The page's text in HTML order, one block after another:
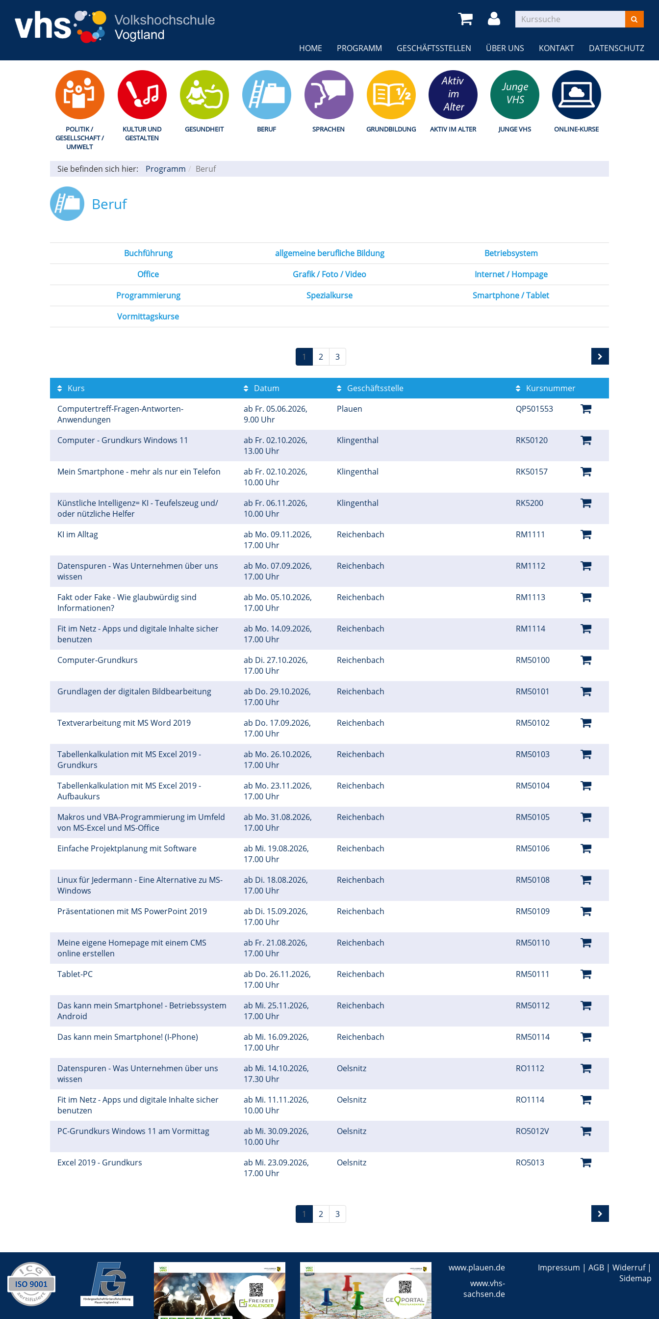
HOME PROGRAMM GESCHÄFTSSTELLEN ÜBER UNS KONTAKT DATENSCHUTZ
POLITIK /
GESELLSCHAFT /
UMWELT
KULTUR UND
GESTALTEN
GESUNDHEIT BERUF SPRACHEN GRUNDBILDUNG AKTIV IM ALTER JUNGE VHS ONLINE-KURSE
Sie befinden sich hier: Programm Beruf
Beruf
Buchführung allgemeine berufliche Bildung
Betriebsystem
Office
Grafik / Foto / Video
Internet / Hompage
Programmierung
Spezialkurse
Smartphone / Tablet
Vormittagskurse
1 2 3
Kurs Datum Geschäftsstelle
Kursnummer
Computertreff-Fragen-Antworten-
Anwendungen
ab Fr. 05.06.2026,
9.00 Uhr
Plauen QP501553
Computer - Grundkurs Windows 11 ab Fr. 02.10.2026,
13.00 Uhr
Klingenthal RK50120
Mein Smartphone - mehr als nur ein Telefon ab Fr. 02.10.2026,
10.00 Uhr
Klingenthal RK50157
Künstliche Intelligenz= KI - Teufelszeug und/
oder nützliche Helfer
ab Fr. 06.11.2026,
10.00 Uhr
Klingenthal RK5200
KI im Alltag ab Mo. 09.11.2026,
17.00 Uhr
Reichenbach RM1111
Datenspuren - Was Unternehmen über uns
wissen
ab Mo. 07.09.2026,
17.00 Uhr
Reichenbach RM1112
Fakt oder Fake - Wie glaubwürdig sind
Informationen?
ab Mo. 05.10.2026,
17.00 Uhr
Reichenbach RM1113
Fit im Netz - Apps und digitale Inhalte sicher
benutzen
ab Mo. 14.09.2026,
17.00 Uhr
Reichenbach RM1114
Computer-Grundkurs ab Di. 27.10.2026,
17.00 Uhr
Reichenbach RM50100
Grundlagen der digitalen Bildbearbeitung ab Do. 29.10.2026,
17.00 Uhr
Reichenbach RM50101
Textverarbeitung mit MS Word 2019 ab Do. 17.09.2026,
17.00 Uhr
Reichenbach RM50102
Tabellenkalkulation mit MS Excel 2019 -
Grundkurs
ab Mo. 26.10.2026,
17.00 Uhr
Reichenbach RM50103
Tabellenkalkulation mit MS Excel 2019 -
Aufbaukurs
ab Mo. 23.11.2026,
17.00 Uhr
Reichenbach RM50104
Makros und VBA-Programmierung im Umfeld
von MS-Excel und MS-Office
ab Mo. 31.08.2026,
17.00 Uhr
Reichenbach RM50105
Einfache Projektplanung mit Software ab Mi. 19.08.2026,
17.00 Uhr
Reichenbach RM50106
Linux für Jedermann - Eine Alternative zu MS-
Windows
ab Di. 18.08.2026,
17.00 Uhr
Reichenbach RM50108
Präsentationen mit MS PowerPoint 2019 ab Di. 15.09.2026,
17.00 Uhr
Reichenbach RM50109
Meine eigene Homepage mit einem CMS
online erstellen
ab Fr. 21.08.2026,
17.00 Uhr
Reichenbach RM50110
Tablet-PC ab Do. 26.11.2026,
17.00 Uhr
Reichenbach RM50111
Das kann mein Smartphone! - Betriebssystem
Android
ab Mi. 25.11.2026,
17.00 Uhr
Reichenbach RM50112
Das kann mein Smartphone! (I-Phone) ab Mi. 16.09.2026,
17.00 Uhr
Reichenbach RM50114
Datenspuren - Was Unternehmen über uns
wissen
ab Mi. 14.10.2026,
17.30 Uhr
Oelsnitz RO1112
Fit im Netz - Apps und digitale Inhalte sicher
benutzen
ab Mi. 11.11.2026,
10.00 Uhr
Oelsnitz RO1114
PC-Grundkurs Windows 11 am Vormittag ab Mi. 30.09.2026,
10.00 Uhr
Oelsnitz RO5012V
Excel 2019 - Grundkurs ab Mi. 23.09.2026,
17.00 Uhr
Oelsnitz RO5013
1 2 3
www.plauen.de
www.vhs-
sachsen.de
Impressum | AGB| Widerruf|
Sidemap